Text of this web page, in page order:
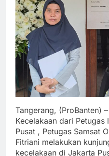
Tangerang, (ProBanten)
Kecelakaan dari
Pusat , Petugas Samsat
Fitriani melakukan
kecelakaan di Jakarta